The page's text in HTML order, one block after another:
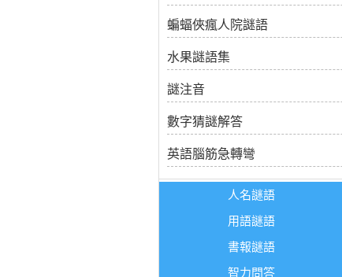
蝙蝠俠瘋人院謎語
水果謎語集
謎注音
數字猜謎解答
英語腦筋急轉彎
人名謎語
用語謎語
書報謎語
智力問答